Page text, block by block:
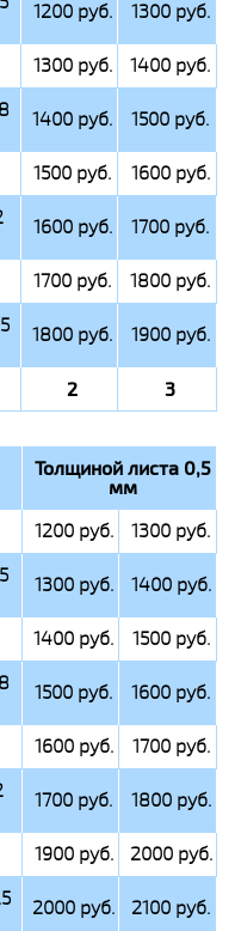
1200 руб. 1300 руб.
1300 руб.
1400 руб.
1400 руб. 1500 руб.
1500 руб.
1600 руб.
1600 руб. 1700 руб.
1700 руб.
1800 руб.
1800 руб. 1900 руб.
2 3
Толщиной листа 0,5
мм
1200 руб.
1300 руб.
1300 руб. 1400 руб.
1400 руб.
1500 руб.
1500 руб. 1600 руб.
1600 руб.
1700 руб.
1700 руб. 1800 руб.
1900 руб.
2000 руб.
2000 руб. 2100 руб.